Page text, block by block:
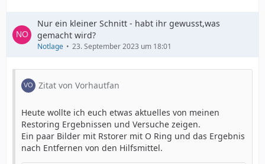
Nur ein kleiner Schnitt - habt ihr gewusst,was
gemacht wird?
Notlage 23. September 2023 um 18:01
Zitat von Vorhautfan
Heute wollte ich euch etwas aktuelles von meinen
Restoring Ergebnissen und Versuche zeigen.
Ein paar Bilder mit Rstorer mit O Ring und das Ergebnis
nach Entfernen von den Hilfsmittel.